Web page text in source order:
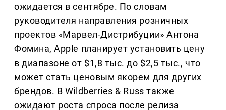
ожидается в сентябре. По словам
руководителя направления розничных
проектов «Марвел-Дистрибуции» Антона
Фомина, Apple планирует установить цену
в диапазоне от $1,8 тыс. до $2,5 тыс., что
может стать ценовым якорем для других
брендов. В Wildberries & Russ также
ожидают роста спроса после релиза